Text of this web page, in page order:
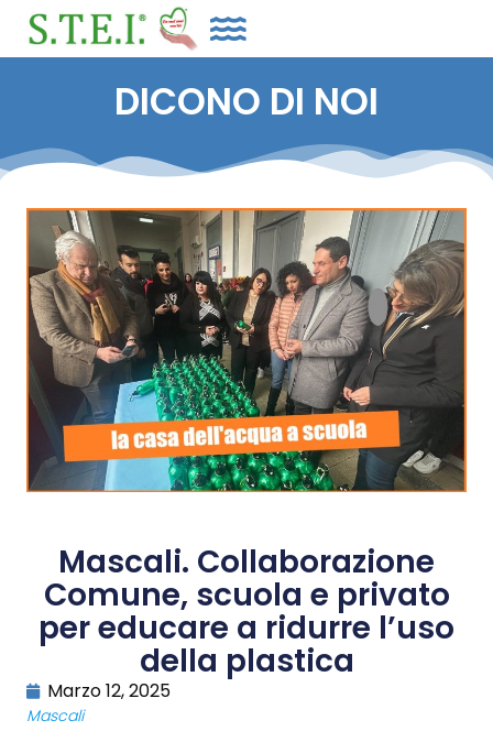
DICONO DI NOI
Mascali. Collaborazione
Comune, scuola e privato
per educare a ridurre l’uso
della plastica
Marzo 12, 2025
Mascali